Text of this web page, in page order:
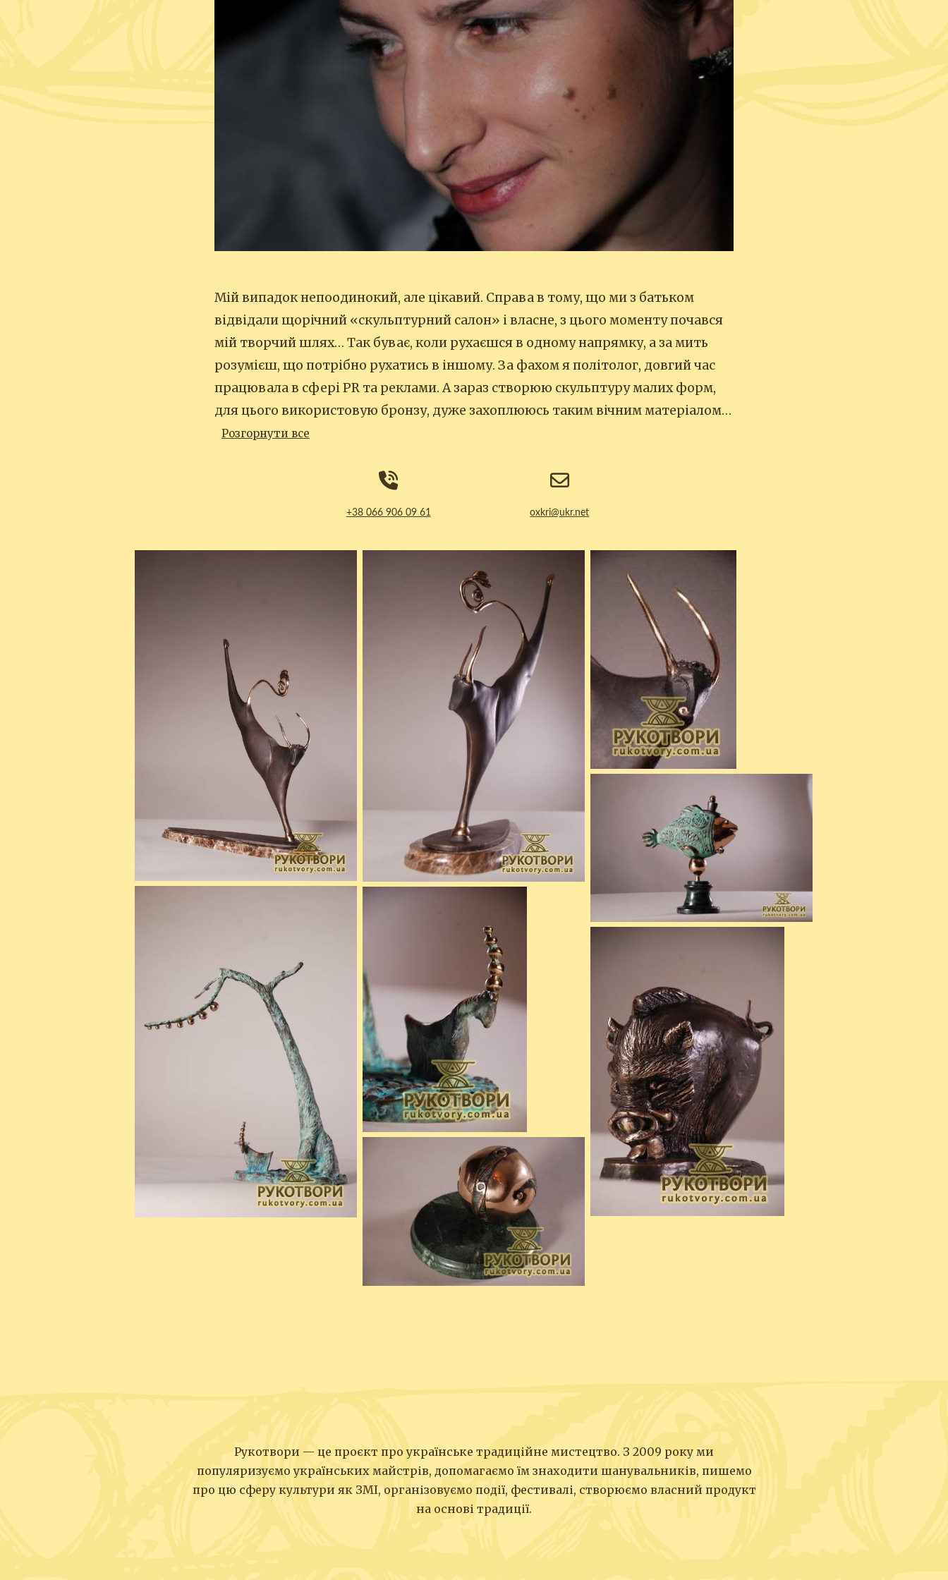
Мій випадок непоодинокий, але цікавий. Справа в тому, що ми з батьком
відвідали щорічний «скульптурний салон» і власне, з цього моменту почався
мій творчий шлях… Так буває, коли рухаєшся в одному напрямку, а за мить
розумієш, що потрібно рухатись в іншому. За фахом я політолог, довгий час
працювала в сфері PR та реклами. А зараз створюю скульптуру малих форм,
для цього використовую бронзу, дуже захоплююсь таким вічним матеріалом…
Розгорнути все
+38 066 906 09 61 oxkri@ukr.net
Рукотвори — це проєкт про українське традиційне мистецтво. З 2009 року ми
популяризуємо українських майстрів, допомагаємо їм знаходити шанувальників, пишемо
про цю сферу культури як ЗМІ, організовуємо події, фестивалі, створюємо власний продукт
на основі традиції.